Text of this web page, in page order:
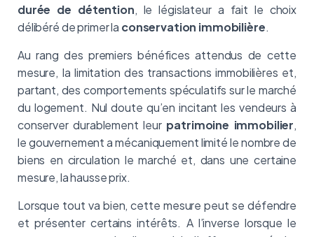
durée de détention, le législateur a fait le choix
délibéré de primer la conservation immobilière.
Au rang des premiers bénéfices attendus de cette
mesure, la limitation des transactions immobilières et,
partant, des comportements spéculatifs sur le marché
du logement. Nul doute qu’en incitant les vendeurs à
conserver durablement leur patrimoine immobilier,
le gouvernement a mécaniquement limité le nombre de
biens en circulation le marché et, dans une certaine
mesure, la hausse prix.
Lorsque tout va bien, cette mesure peut se défendre
et présenter certains intérêts. A l’inverse lorsque le